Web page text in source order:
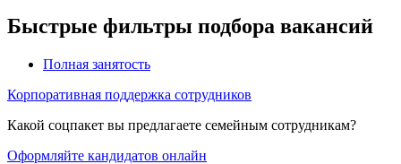
Быстрые фильтры подбора вакансий
Полная занятость
Корпоративная поддержка сотрудников
Какой соцпакет вы предлагаете семейным сотрудникам?
Оформляйте кандидатов онлайн